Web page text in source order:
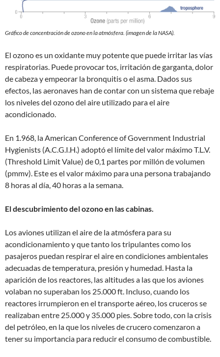
Gráfico de concentración de ozono en la atmósfera. (imagen de la NASA).
El ozono es un oxidante muy potente que puede irritar las vías
respiratorias. Puede provocar tos, irritación de garganta, dolor
de cabeza y empeorar la bronquitis o el asma. Dados sus
efectos, las aeronaves han de contar con un sistema que rebaje
los niveles del ozono del aire utilizado para el aire
acondicionado.
En 1.968, la American Conference of Government Industrial
Hygienists (A.C.G.I.H.) adoptó el límite del valor máximo T.L.V.
(Threshold Limit Value) de 0,1 partes por millón de volumen
(pmmv). Este es el valor máximo para una persona trabajando
8 horas al día, 40 horas a la semana.
El descubrimiento del ozono en las cabinas.
Los aviones utilizan el aire de la atmósfera para su
acondicionamiento y que tanto los tripulantes como los
pasajeros puedan respirar el aire en condiciones ambientales
adecuadas de temperatura, presión y humedad. Hasta la
aparición de los reactores, las altitudes a las que los aviones
volaban no superaban los 25.000 ft. Incluso, cuando los
reactores irrumpieron en el transporte aéreo, los cruceros se
realizaban entre 25.000 y 35.000 pies. Sobre todo, con la crisis
del petróleo, en la que los niveles de crucero comenzaron a
tener su importancia para reducir el consumo de combustible.